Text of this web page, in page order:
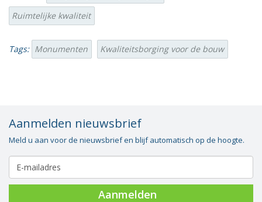
Ruimtelijke kwaliteit
Tags: Monumenten Kwaliteitsborging voor de bouw
Aanmelden nieuwsbrief
Meld u aan voor de nieuwsbrief en blijf automatisch op de hoogte.
Aanmelden